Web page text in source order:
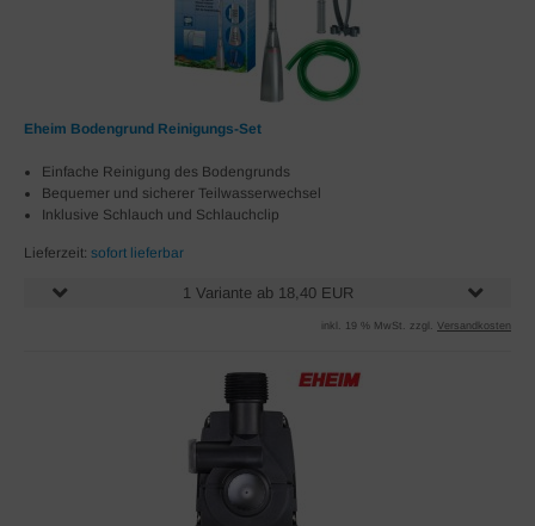
Eheim Bodengrund Reinigungs-Set
Einfache Reinigung des Bodengrunds
Bequemer und sicherer Teilwasserwechsel
Inklusive Schlauch und Schlauchclip
Lieferzeit: sofort lieferbar
1 Variante ab 18,40 EUR
inkl. 19 % MwSt. zzgl. Versandkosten